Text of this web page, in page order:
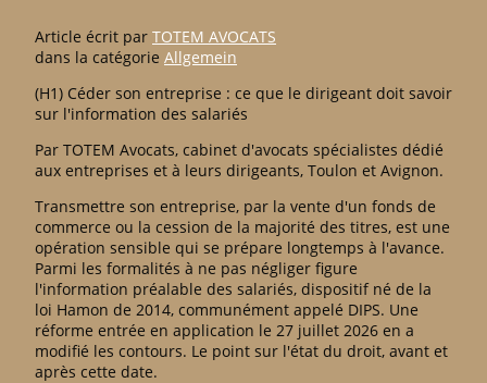
Article écrit par TOTEM AVOCATS
dans la catégorie Allgemein
(H1) Céder son entreprise : ce que le dirigeant doit savoir
sur l'information des salariés
Par TOTEM Avocats, cabinet d'avocats spécialistes dédié
aux entreprises et à leurs dirigeants, Toulon et Avignon.
Transmettre son entreprise, par la vente d'un fonds de
commerce ou la cession de la majorité des titres, est une
opération sensible qui se prépare longtemps à l'avance.
Parmi les formalités à ne pas négliger figure
l'information préalable des salariés, dispositif né de la
loi Hamon de 2014, communément appelé DIPS. Une
réforme entrée en application le 27 juillet 2026 en a
modifié les contours. Le point sur l'état du droit, avant et
après cette date.